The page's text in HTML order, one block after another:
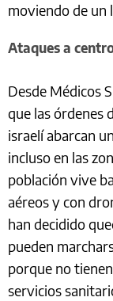
moviendo de un
Ataques a
Desde Médicos
que las órdenes
israelí abarcan
incluso en las
población vive
aéreos y con
han decidido
pueden
porque no
servicios